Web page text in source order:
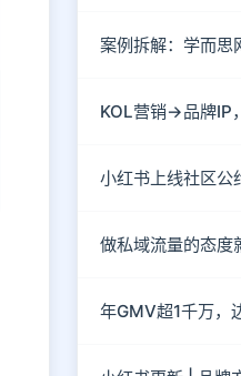
案例拆解：学而思
KOL营销→品牌IP
小红书上线社区公
做私域流量的态度